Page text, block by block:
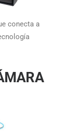
conecta a